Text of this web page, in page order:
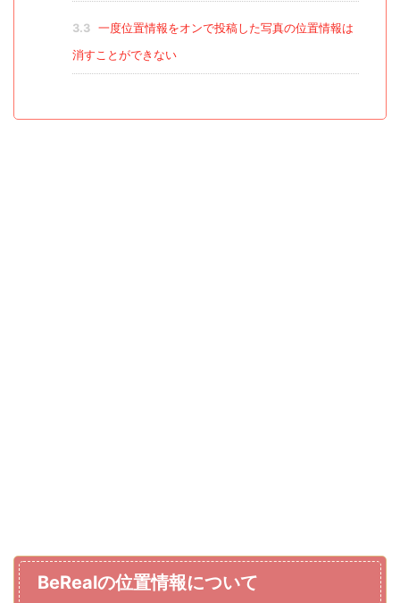
3.3
一度位置情報をオンで投稿した写真の位置情報は
消すことができない
BeRealの位置情報について